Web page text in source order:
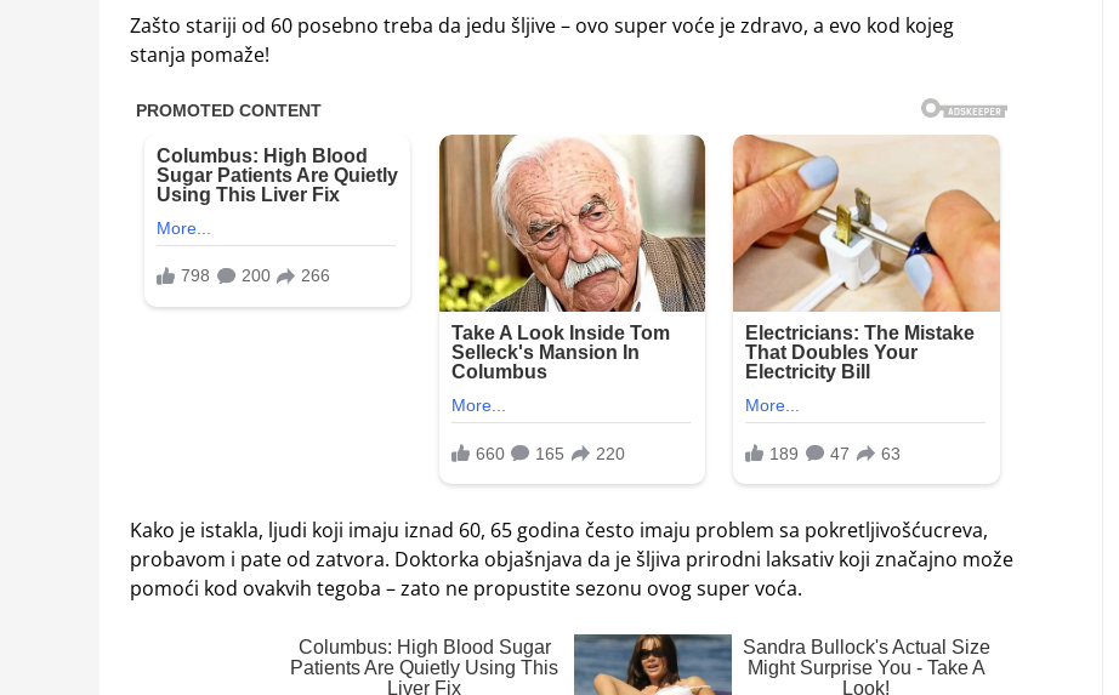
Zašto stariji od 60 posebno treba da jedu šljive – ovo super voće je zdravo, a evo kod kojeg
stanja pomaže!
Kako je istakla, ljudi koji imaju iznad 60, 65 godina često imaju problem sa pokretljivošćucreva,
probavom i pate od zatvora. Doktorka objašnjava da je šljiva prirodni laksativ koji značajno može
pomoći kod ovakvih tegoba – zato ne propustite sezonu ovog super voća.